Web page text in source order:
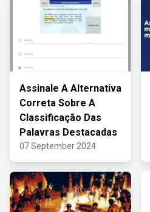
Assinale A Alternativa
Correta Sobre A
Classificação Das
Palavras Destacadas
07 September 2024